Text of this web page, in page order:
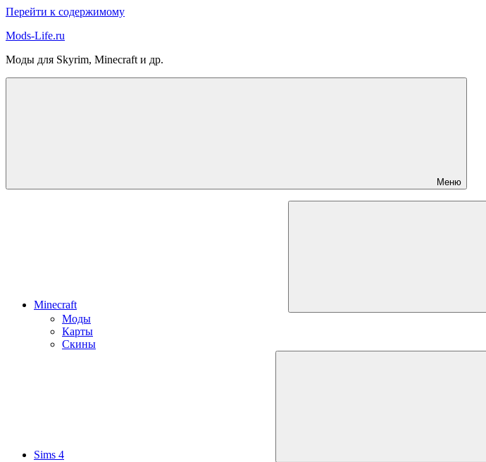
Перейти к содержимому
Mods-Life.ru
Моды для Skyrim, Minecraft и др.
Меню
Minecraft
Моды
Карты
Скины
Sims 4